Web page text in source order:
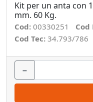
Kit per un anta con
mm. 60 Kg.
Cod: 00330251 Cod
Cod Tec: 34.793/786
−